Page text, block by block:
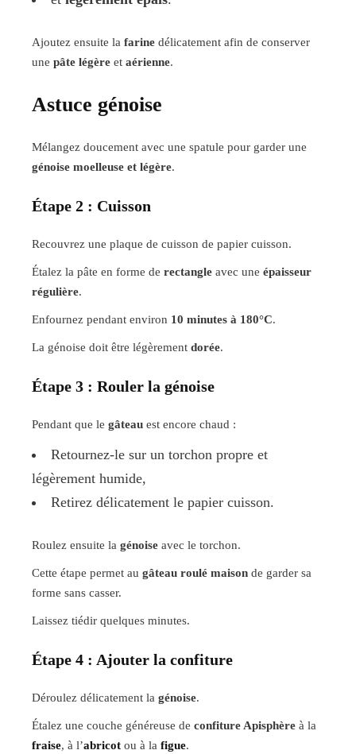
Ajoutez ensuite la farine délicatement afin de conserver
une pâte légère et aérienne.
Astuce génoise
Mélangez doucement avec une spatule pour garder une
génoise moelleuse et légère.
Étape 2 : Cuisson
Recouvrez une plaque de cuisson de papier cuisson.
Étalez la pâte en forme de rectangle avec uneépaisseur
régulière.
Enfournez pendant environ 10 minutes à 180°C.
La génoise doit être légèrementdorée.
Étape 3 : Rouler la génoise
Pendant que legâteau est encore chaud :
Retournez-le sur un torchon propre et
légèrement humide,
Retirez délicatement le papier cuisson.
Roulez ensuite lagénoise avec le torchon.
Cette étape permet augâteau roulé maison de garder sa
forme sans casser.
Laissez tiédir quelques minutes.
Étape 4 : Ajouter la confiture
Déroulez délicatement lagénoise.
Étalez une couche généreuse deconfiture Apisphère à la
fraise, à l’abricot ou à la figue.